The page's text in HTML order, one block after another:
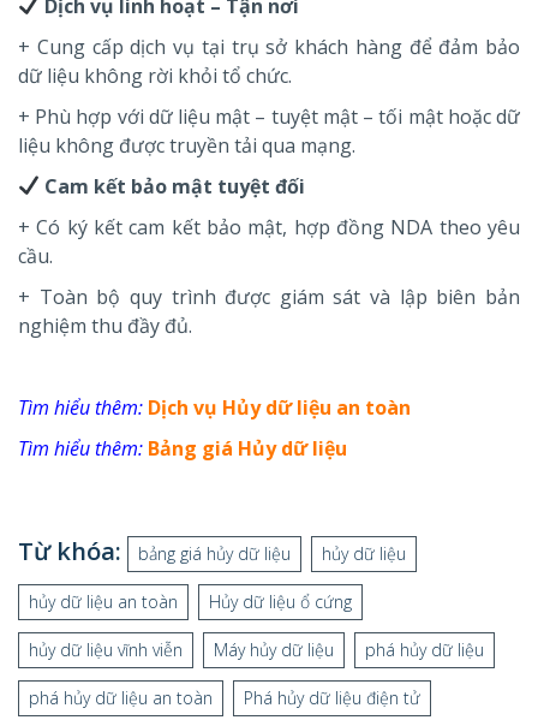
Dịch vụ linh hoạt – Tận nơi
+ Cung cấp dịch vụ tại trụ sở khách hàng để đảm bảo
dữ liệu không rời khỏi tổ chức.
+ Phù hợp với dữ liệu mật – tuyệt mật – tối mật hoặc dữ
liệu không được truyền tải qua mạng.
Cam kết bảo mật tuyệt đối
+ Có ký kết cam kết bảo mật, hợp đồng NDA theo yêu
cầu.
+ Toàn bộ quy trình được giám sát và lập biên bản
nghiệm thu đầy đủ.
Tìm hiểu thêm: Dịch vụ Hủy dữ liệu an toàn
Tìm hiểu thêm: Bảng giá Hủy dữ liệu
Từ khóa: bảng giá hủy dữ liệu hủy dữ liệu
hủy dữ liệu an toàn Hủy dữ liệu ổ cứng
hủy dữ liệu vĩnh viễn Máy hủy dữ liệu phá hủy dữ liệu
phá hủy dữ liệu an toàn Phá hủy dữ liệu điện tử